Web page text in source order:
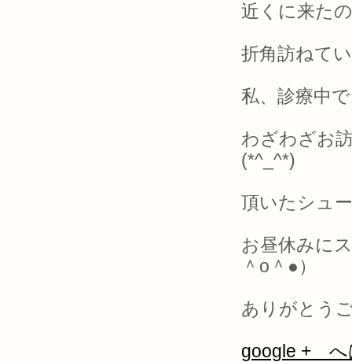
近くに来た
折角訪ねて
私、診療中
わざわざお
(*^_^*)
頂いたシュ
お昼休みに
＾o＾●）
ありがとう
google + へ